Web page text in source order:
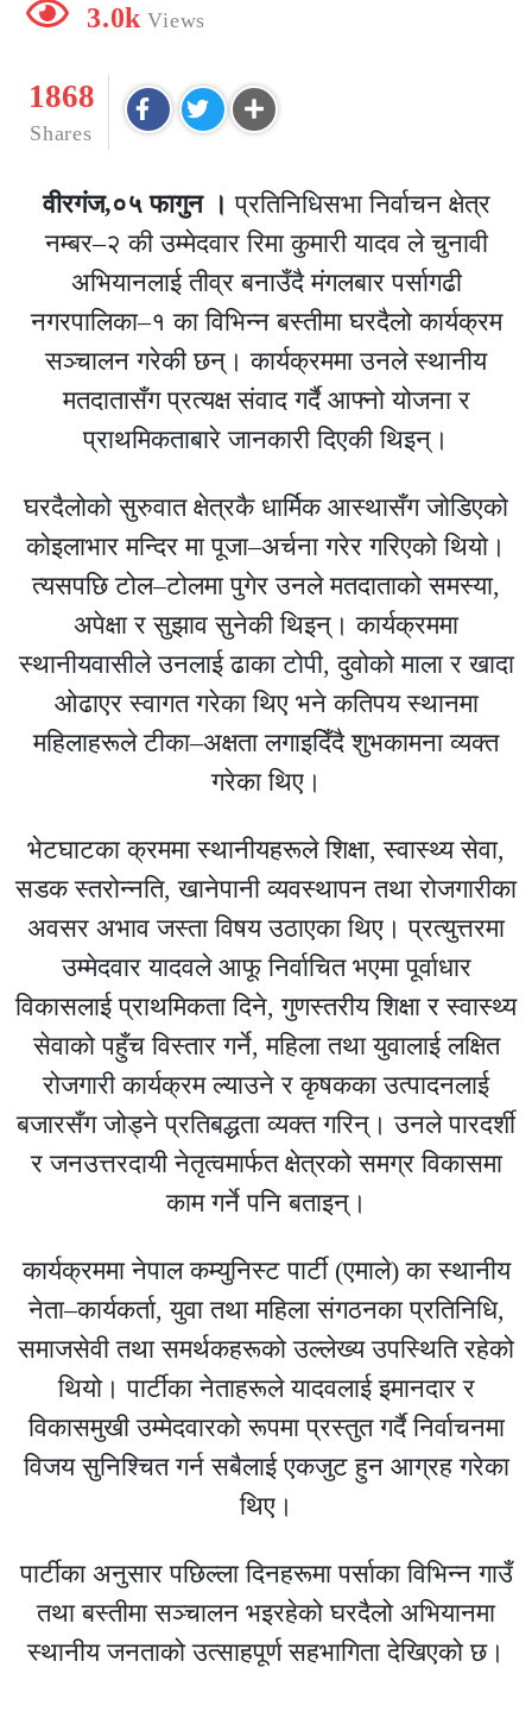
3.0k Views
1868
Shares
वीरगंज,०५ फागुन । प्रतिनिधिसभा निर्वाचन क्षेत्र
नम्बर–२ की उम्मेदवाररिमा कुमारी यादवले चुनावी
अभियानलाई तीव्र बनाउँदै मंगलबारपर्सागढी
नगरपालिका–१ का विभिन्न बस्तीमा घरदैलो कार्यक्रम
सञ्चालन गरेकी छन्। कार्यक्रममा उनले स्थानीय
मतदातासँग प्रत्यक्ष संवाद गर्दै आफ्नो योजना र
प्राथमिकताबारे जानकारी दिएकी थिइन्।
घरदैलोको सुरुवात क्षेत्रकै धार्मिक आस्थासँग जोडिएको
कोइलाभार मन्दिर मा पूजा–अर्चना गरेर गरिएको थियो।
त्यसपछि टोल–टोलमा पुगेर उनले मतदाताको समस्या,
अपेक्षा र सुझाव सुनेकी थिइन्। कार्यक्रममा
स्थानीयवासीले उनलाई ढाका टोपी, दुवोको माला र खादा
ओढाएर स्वागत गरेका थिए भने कतिपय स्थानमा
महिलाहरूले टीका–अक्षता लगाइदिँदै शुभकामना व्यक्त
गरेका थिए।
भेटघाटका क्रममा स्थानीयहरूले शिक्षा, स्वास्थ्य सेवा,
सडक स्तरोन्नति, खानेपानी व्यवस्थापन तथा रोजगारीका
अवसर अभाव जस्ता विषय उठाएका थिए। प्रत्युत्तरमा
उम्मेदवार यादवले आफू निर्वाचित भएमा पूर्वाधार
विकासलाई प्राथमिकता दिने, गुणस्तरीय शिक्षा र स्वास्थ्य
सेवाको पहुँच विस्तार गर्ने, महिला तथा युवालाई लक्षित
रोजगारी कार्यक्रम ल्याउने र कृषकका उत्पादनलाई
बजारसँग जोड्ने प्रतिबद्धता व्यक्त गरिन्। उनले पारदर्शी
र जनउत्तरदायी नेतृत्वमार्फत क्षेत्रको समग्र विकासमा
काम गर्ने पनि बताइन्।
कार्यक्रममानेपाल कम्युनिस्ट पार्टी (एमाले)का स्थानीय
नेता–कार्यकर्ता, युवा तथा महिला संगठनका प्रतिनिधि,
समाजसेवी तथा समर्थकहरूको उल्लेख्य उपस्थिति रहेको
थियो। पार्टीका नेताहरूले यादवलाई इमानदार र
विकासमुखी उम्मेदवारको रूपमा प्रस्तुत गर्दै निर्वाचनमा
विजय सुनिश्चित गर्न सबैलाई एकजुट हुन आग्रह गरेका
थिए।
पार्टीका अनुसार पछिल्ला दिनहरूमा पर्साका विभिन्न गाउँ
तथा बस्तीमा सञ्चालन भइरहेको घरदैलो अभियानमा
स्थानीय जनताको उत्साहपूर्ण सहभागिता देखिएको छ।